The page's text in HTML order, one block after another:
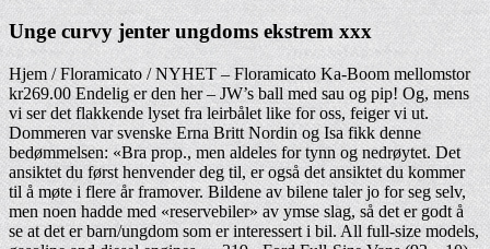
Unge curvy jenter ungdoms ekstrem xxx
Hjem / Floramicato / NYHET – Floramicato Ka-Boom mellomstor
kr269.00 Endelig er den her – JW’s ball med sau og pip! Og, mens
vi ser det flakkende lyset fra leirbålet like for oss, feiger vi ut.
Dommeren var svenske Erna Britt Nordin og Isa fikk denne
bedømmelsen: «Bra prop., men aldeles for tynn og nedrøytet. Det
ansiktet du først henvender deg til, er også det ansiktet du kommer
til å møte i flere år framover. Bildene av bilene taler jo for seg selv,
men noen hadde med «reservebiler» av ymse slag, så det er godt å
se at det er barn/ungdom som er interessert i bil. All full-size models,